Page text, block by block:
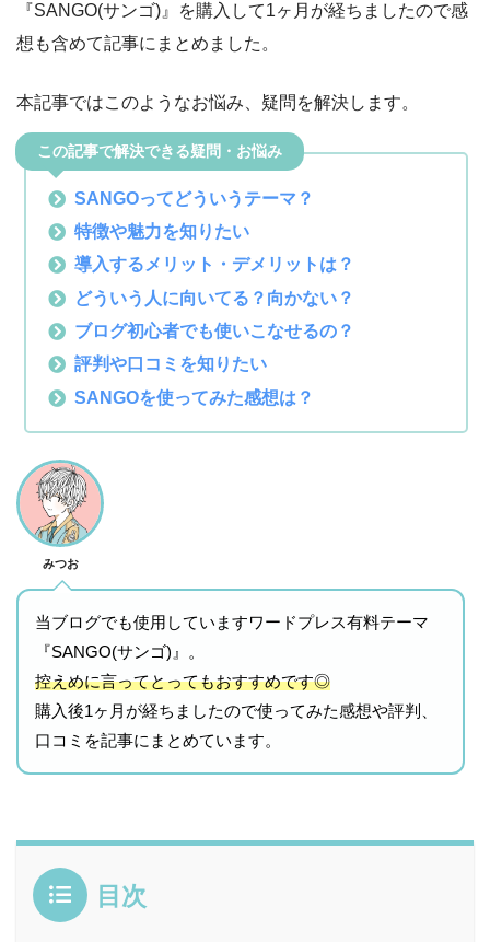
『SANGO(サンゴ)』を購入して1ヶ月が経ちましたので感
想も含めて記事にまとめました。
本記事ではこのようなお悩み、疑問を解決します。
この記事で解決できる疑問・お悩み
SANGOってどういうテーマ？
特徴や魅力を知りたい
導入するメリット・デメリットは？
どういう人に向いてる？向かない？
ブログ初心者でも使いこなせるの？
評判や口コミを知りたい
SANGOを使ってみた感想は？
みつお
当ブログでも使用していますワードプレス有料テーマ
『SANGO(サンゴ)』。
控えめに言ってとってもおすすめです◎
購入後1ヶ月が経ちましたので使ってみた感想や評判、
口コミを記事にまとめています。
目次